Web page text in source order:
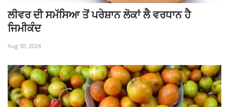
ਲੀਵਰ ਦੀ ਸਮੱਸਿਆ ਤੋਂ ਪਰੇਸ਼ਾਨ ਲੋਕਾਂ ਲੈ ਵਰਧਾਨ ਹੈ
ਜਿਮੀਕੰਦ
Aug 30, 2024